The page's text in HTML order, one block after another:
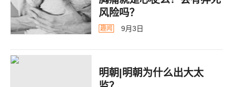
风险吗？
趣闻 9月3日
明朝|明朝为什么出大太